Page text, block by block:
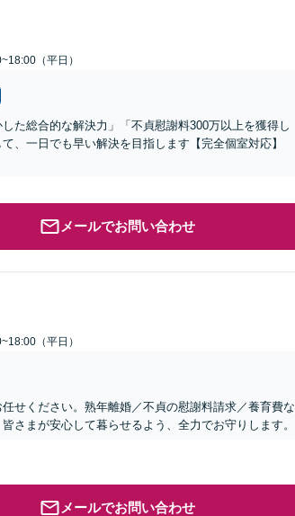
（平日）
た総合的な解決力」「不貞慰謝料300万以上を獲得し
、一日でも早い解決を目指します【完全個室対応】
メールでお問い合わせ
（平日）
せください。熟年離婚／不貞の慰謝料請求／養育費な
さまが安心して暮らせるよう、全力でお守りします。
メールでお問い合わせ